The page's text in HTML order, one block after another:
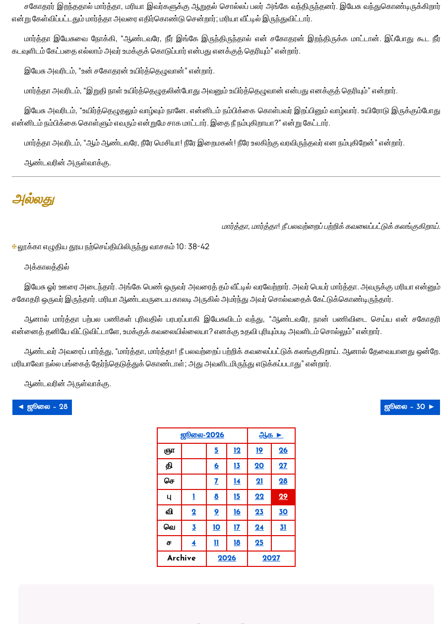
சகோதரர் இறந்ததால் மார்த்தா, மரியா இவர்களுக்கு ஆறுதல் சொல்லப் பலர் அங்கே வந்திருந்தனர். இயேசு வந்துகொண்டிருக்கிறார்
என்று கேள்விப்பட்டதும் மார்த்தா அவரை எதிர்கொண்டு சென்றார்; மரியா வீட்டில் இருந்துவிட்டார்.
மார்த்தா இயேசுவை நோக்கி, “ஆண்டவரே, நீர் இங்கே இருந்திருந்தால் என் சகோதரன் இறந்திருக்க மாட்டான். இப்போது கூட நீர்
கடவுளிடம் கேட்பதை எல்லாம் அவர் உமக்குக் கொடுப்பார் என்பது எனக்குத் தெரியும்” என்றார்.
இயேசு அவரிடம், “உன் சகோதரன் உயிர்த்தெழுவான்” என்றார்.
மார்த்தா அவரிடம், “இறுதி நாள் உயிர்த்தெழுதலின்போது அவனும் உயிர்த்தெழுவான் என்பது எனக்குத் தெரியும்” என்றார்.
இயேசு அவரிடம், “உயிர்த்தெழுதலும் வாழ்வும் நானே. என்னிடம் நம்பிக்கை கொள்பவர் இறப்பினும் வாழ்வார். உயிரோடு இருக்கும்போது
என்னிடம் நம்பிக்கை கொள்ளும் எவரும் என்றுமே சாக மாட்டார். இதை நீ நம்புகிறாயா?” என்று கேட்டார்.
மார்த்தா அவரிடம், “ஆம் ஆண்டவரே, நீரே மெசியா! நீரே இறைமகன்! நீரே உலகிற்கு வரவிருந்தவர் என நம்புகிறேன்” என்றார்.
ஆண்டவரின் அருள்வாக்கு.
அல்லது
மார்த்தா, மார்த்தா! நீ பலவற்றைப் பற்றிக் கவலைப்பட்டுக் கலங்குகிறாய்.
✠லூக்கா எழுதிய தூய நற்செய்தியிலிருந்து வாசகம் 10: 38-42
அக்காலத்தில்
இயேசு ஓர் ஊரை அடைந்தார். அங்கே பெண் ஒருவர் அவரைத் தம் வீட்டில் வரவேற்றார். அவர் பெயர் மார்த்தா. அவருக்கு மரியா என்னும்
சகோதரி ஒருவர் இருந்தார். மரியா ஆண்டவருடைய காலடி அருகில் அமர்ந்து அவர் சொல்வதைக் கேட்டுக்கொண்டிருந்தார்.
ஆனால் மார்த்தா பற்பல பணிகள் புரிவதில் பரபரப்பாகி இயேசுவிடம் வந்து, “ஆண்டவரே, நான் பணிவிடை செய்ய என் சகோதரி
என்னைத் தனியே விட்டுவிட்டாளே, உமக்குக் கவலையில்லையா? எனக்கு உதவி புரியும்படி அவளிடம் சொல்லும்” என்றார்.
ஆண்டவர் அவரைப் பார்த்து, “மார்த்தா, மார்த்தா! நீ பலவற்றைப் பற்றிக் கவலைப்பட்டுக் கலங்குகிறாய். ஆனால் தேவையானது ஒன்றே.
மரியாவோ நல்ல பங்கைத் தேர்ந்தெடுத்துக் கொண்டாள்; அது அவளிடமிருந்து எடுக்கப்படாது” என்றார்.
ஆண்டவரின் அருள்வாக்கு.
◄ ஜூலை – 28 ஜூலை – 30 ►
ஜூலை-2026
ஆக ►
ஞா
5 12 19
26
தி
6 13 20
27
செ
7 14 21
28
பு
1 8 15 22
29
வி
2 9 16 23
30
வெ
3 10 17 24
31
ச
4 11 18
25
Archive
2026 2027